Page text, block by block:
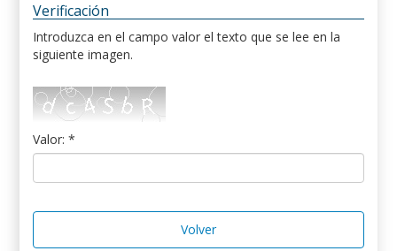
Verificación
Introduzca en el campo valor el texto que se lee en la
siguiente imagen.
Valor: *
Volver